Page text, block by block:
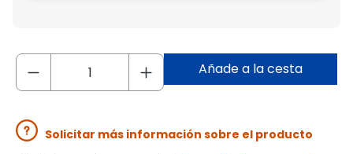
Añade a la cesta
Solicitar más información sobre el producto